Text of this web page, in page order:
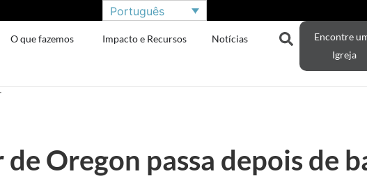
Português
O que fazemos Impacto e Recursos Notícias
Encontre
Igreja
de Oregon passa depois de